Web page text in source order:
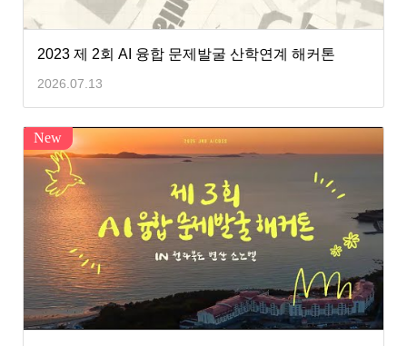
2023 제 2회 AI 융합 문제발굴 산학연계 해커톤
2026.07.13
New